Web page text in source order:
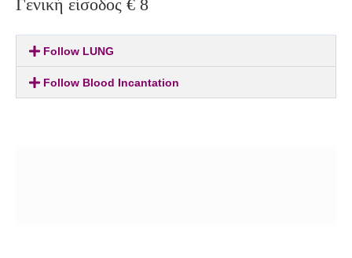
Γενική είσοδος € 8
Follow LUNG
Follow Blood Incantation